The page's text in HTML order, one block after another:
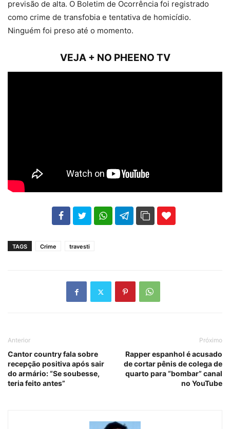
previsão de alta. O Boletim de Ocorrência foi registrado
como crime de transfobia e tentativa de homicídio.
Ninguém foi preso até o momento.
VEJA + NO PHEENO TV
102 35
TAGS Crime travesti
Anterior
Cantor country fala sobre
recepção positiva após sair
do armário: “Se soubesse,
teria feito antes”
Próximo
Rapper espanhol é acusado
de cortar pênis de colega de
quarto para “bombar” canal
no YouTube